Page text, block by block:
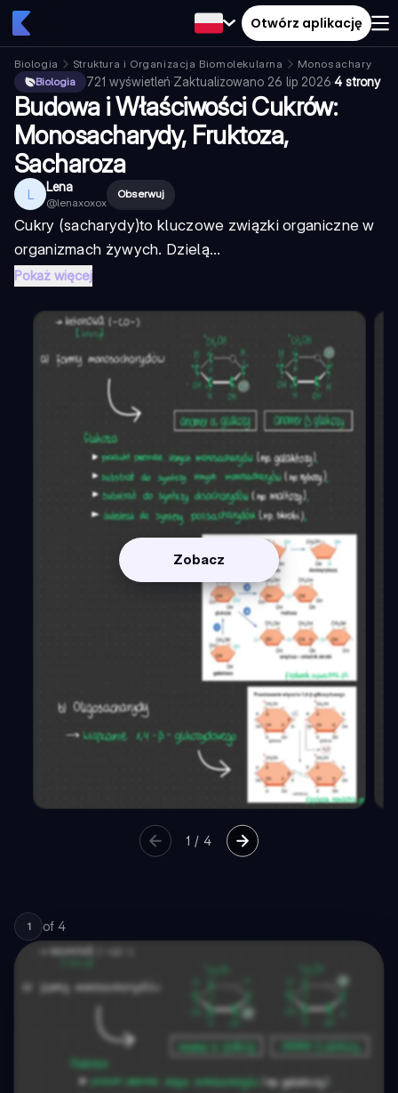
Otwórz aplikację
Biologia Struktura i Organizacja Biomolekularna
Monosacharyd
Biologia
721 wyświetleń·Zaktualizowano 26 lip 2026·4 strony
Budowa i Właściwości Cukrów:
Monosacharydy, Fruktoza,
Sacharoza
L Lena
@lenaxoxox
Obserwuj
Cukry (sacharydy)to kluczowe związki organiczne w
organizmach żywych. Dzielą...
Pokaż więcej
Zobacz
1 /4
1 of 4